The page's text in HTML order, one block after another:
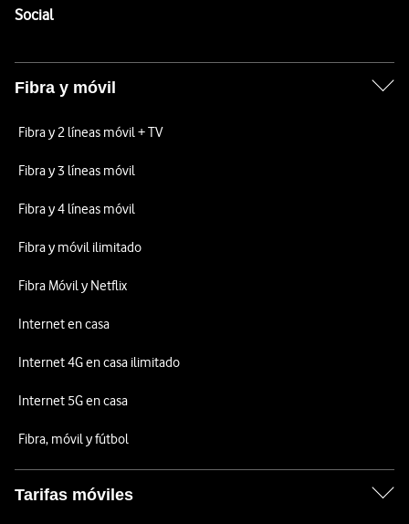
SocialEnlaces a las redes sociales de Vodafone
Fibra y móvil
Fibra y 2 líneas móvil + TV
Fibra y 3 líneas móvil
Fibra y 4 líneas móvil
Fibra y móvil ilimitado
Fibra Móvil y Netflix
Internet en casa
Internet 4G en casa ilimitado
Internet 5G en casa
Fibra, móvil y fútbol
Tarifas móviles